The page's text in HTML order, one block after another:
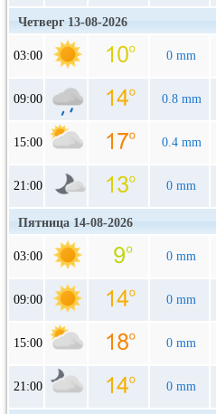
Четверг 13-08-2026
03:00 0 mm
09:00 0.8 mm
15:00 0.4 mm
21:00 0 mm
Пятница 14-08-2026
03:00 0 mm
09:00 0 mm
15:00 0 mm
21:00 0 mm